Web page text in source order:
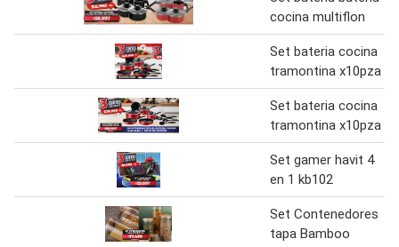
cocina multiflon
Set bateria cocina
tramontina x10pza
Set bateria cocina
tramontina x10pza
Set gamer havit 4
en 1 kb102
Set Contenedores
tapa Bamboo